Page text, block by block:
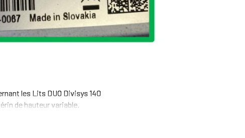
les Lits DUO Divisys 140
de hauteur variable.